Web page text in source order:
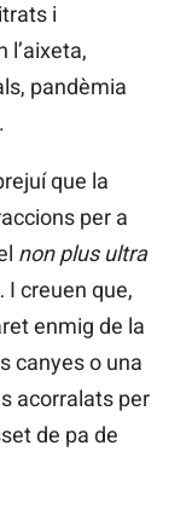
i
l’aixeta,
pandèmia
que la
per a
non plus ultra
I creuen que,
enmig de la
canyes o una
acorralats per
de pa de